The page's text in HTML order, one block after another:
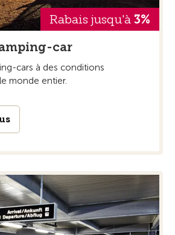
Rabais jusqu'à 3%
car
cars à des conditions
monde entier.